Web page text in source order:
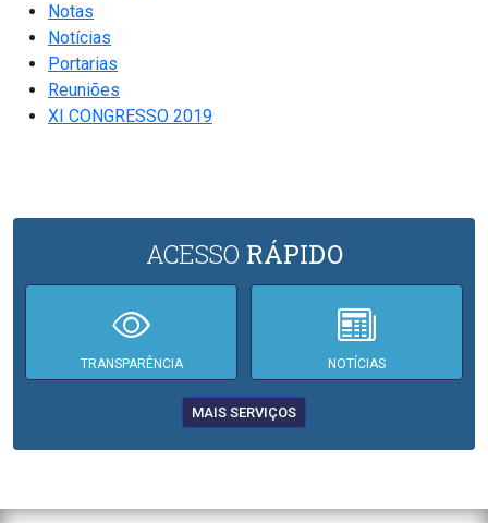
Notas
Notícias
Portarias
Reuniões
XI CONGRESSO 2019
ACESSO RÁPIDO
TRANSPARÊNCIA NOTÍCIAS
MAIS SERVIÇOS